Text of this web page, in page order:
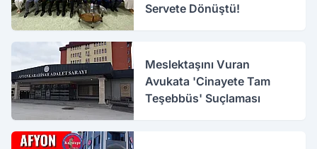
Servete Dönüştü!
Meslektaşını Vuran
Avukata 'Cinayete Tam
Teşebbüs' Suçlaması